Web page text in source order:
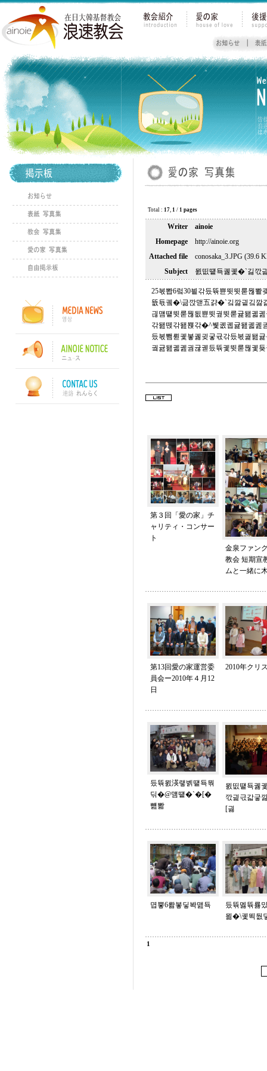
Total : 17, 1 / 1 pages
Writer
ainoie
Homepage
http://ainoie.org
Attached file
conosaka_3.JPG (39.6
Subject
묈띲떝됵궳궻�`긿깏
25볷뽭6렄30빁갂듰뜎쁀뜃뜃룯뭖뽵
뜞됷궼�\긂깑맫五걁�`깈깛긭깈깛
긚먬떝뜃룯뭖됪쁀뜃궢뜃룯귩됊궯
갂됊뗁갂됊뾵갂�^뷏궶궵귩됊궯궲
듰볷뾈륃궻봏궳귖궇귟갂듰볷궕됊
궠귪됊궯궲궘귢궫듰뜎궻뜃룯뭖궻
第３回「愛の家」チ
ャリティ・コンサー
ト
金泉ファン
教会 短期宣
ムと一緒に
第13回愛の家運営委
員会ー2010年４月12
日
2010年クリ
듰뜎묈渶랳벩떝됵뭒
딖�@먬떝�`�[�
뻂뽦
묈띲떝됵궳
깏긡귻갋긓
[긣
몁뿧6뢂봏딯봑맲됵
듰뜎멣뜎룛
묆�\궻뙥둾
1